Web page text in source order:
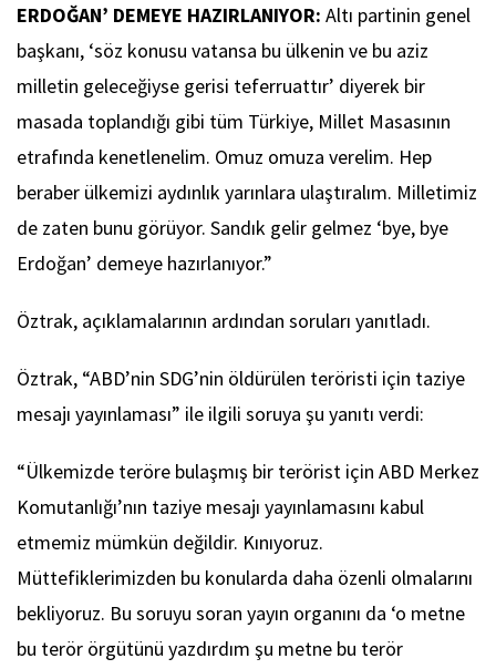
ERDOĞAN’ DEMEYE HAZIRLANIYOR: Altı partinin genel
başkanı, ‘söz konusu vatansa bu ülkenin ve bu aziz
milletin geleceğiyse gerisi teferruattır’ diyerek bir
masada toplandığı gibi tüm Türkiye, Millet Masasının
etrafında kenetlenelim. Omuz omuza verelim. Hep
beraber ülkemizi aydınlık yarınlara ulaştıralım. Milletimiz
de zaten bunu görüyor. Sandık gelir gelmez ‘bye, bye
Erdoğan’ demeye hazırlanıyor.”
Öztrak, açıklamalarının ardından soruları yanıtladı.
Öztrak, “ABD’nin SDG’nin öldürülen teröristi için taziye
mesajı yayınlaması” ile ilgili soruya şu yanıtı verdi:
“Ülkemizde teröre bulaşmış bir terörist için ABD Merkez
Komutanlığı’nın taziye mesajı yayınlamasını kabul
etmemiz mümkün değildir. Kınıyoruz.
Müttefiklerimizden bu konularda daha özenli olmalarını
bekliyoruz. Bu soruyu soran yayın organını da ‘o metne
bu terör örgütünü yazdırdım şu metne bu terör